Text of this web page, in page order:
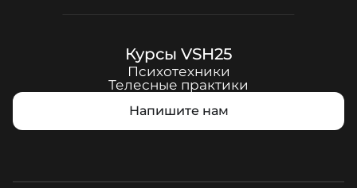
Курсы VSH25
Психотехники
Телесные практики
Напишите нам